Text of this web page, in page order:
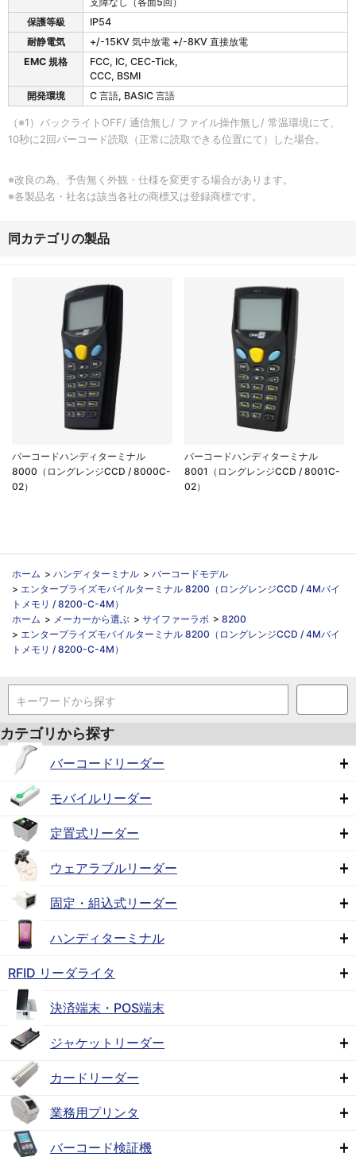
保護等級
IP54
耐静電気
+/-15KV 気中放電 +/-8KV 直接放電
EMC 規格
FCC, IC, CEC-Tick,
CCC, BSMI
開発環境
C 言語, BASIC 言語
（※1）バックライトOFF/ 通信無し/ ファイル操作無し/ 常温環境にて、
10秒に2回バーコード読取（正常に読取できる位置にて）した場合。
※改良の為、予告無く外観・仕様を変更する場合があります。
※各製品名・社名は該当各社の商標又は登録商標です。
同カテゴリの製品
バーコードハンディターミナル
8000（ロングレンジCCD / 8000C-
02）
バーコードハンディターミナル
8001（ロングレンジCCD / 8001C-
02）
ホーム > ハンディターミナル > バーコードモデル
> エンタープライズモバイルターミナル 8200（ロングレンジCCD / 4Mバイ
トメモリ / 8200-C-4M）
ホーム > メーカーから選ぶ > サイファーラボ > 8200
> エンタープライズモバイルターミナル 8200（ロングレンジCCD / 4Mバイ
トメモリ / 8200-C-4M）
キーワードから探す
カテゴリから探す
バーコードリーダー
モバイルリーダー
定置式リーダー
ウェアラブルリーダー
固定・組込式リーダー
ハンディターミナル
RFID リーダライタ
決済端末・POS端末
ジャケットリーダー
カードリーダー
業務用プリンタ
バーコード検証機